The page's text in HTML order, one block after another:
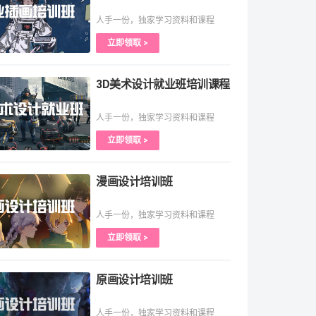
人手一份，独家学习资料和课程
立即领取 >
3D美术设计就业班培训课程
人手一份，独家学习资料和课程
立即领取 >
漫画设计培训班
人手一份，独家学习资料和课程
立即领取 >
原画设计培训班
人手一份，独家学习资料和课程